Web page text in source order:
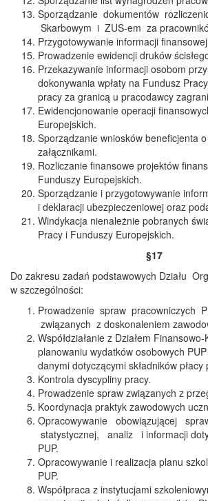
Sporządzanie dokumentów
Skarbowym i ZUS-em za
Przygotowywanie informacji
Prowadzenie ewidencji druków
Przekazywanie informacji osobom
dokonywania wpłaty na Fundusz
pracy za granicą u pracodawcy
Ewidencjonowanie operacji
Europejskich.
Sporządzanie wniosków beneficjenta
załącznikami.
Rozliczanie finansowe projektów
Funduszy Europejskich.
Sporządzanie i przygotowywanie
i deklaracji ubezpieczeniowej oraz
Windykacja nienależnie pobranych
Pracy i Funduszy Europejskich.
§17
Do zakresu zadań podstawowych Działu
w szczególności:
Prowadzenie spraw pracowniczych
związanych z doskonaleniem
Współdziałanie z Działem
planowaniu wydatków osobowych
danymi dotyczącymi składników płacy
Kontrola dyscypliny pracy.
Prowadzenie spraw związanych z
Koordynacja praktyk zawodowych
Opracowywanie obowiązującej
statystycznej, analiz i informacji
PUP.
Opracowywanie i realizacja planu
PUP.
Współpraca z instytucjami